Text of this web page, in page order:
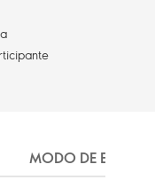
MODO DE EMPLEO